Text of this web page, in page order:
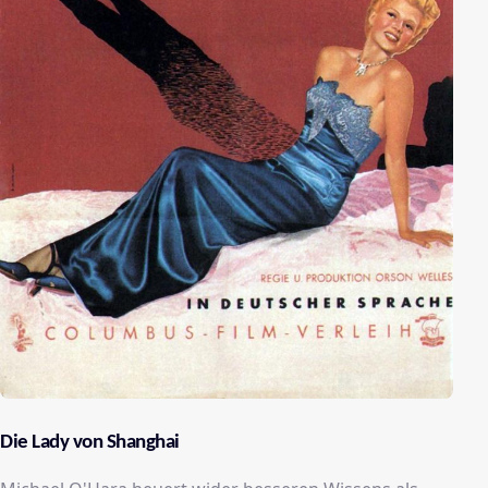
Die Lady von Shanghai